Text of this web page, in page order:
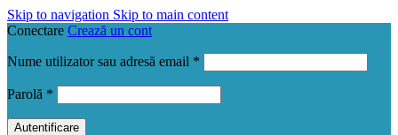
Skip to navigation Skip to main content
Conectare Crează un cont
Nume utilizator sau adresă email *
Parolă *
Autentificare